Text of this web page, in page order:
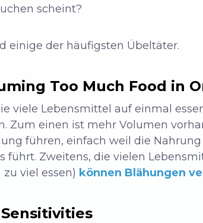
scheint?
einige der häufigsten Übeltäter.
Too Much Food in
viele Lebensmittel auf einmal
Zum einen ist mehr Volumen
führen, einfach weil die
führt. Zweitens, die vielen
viel essen) können Blähungen